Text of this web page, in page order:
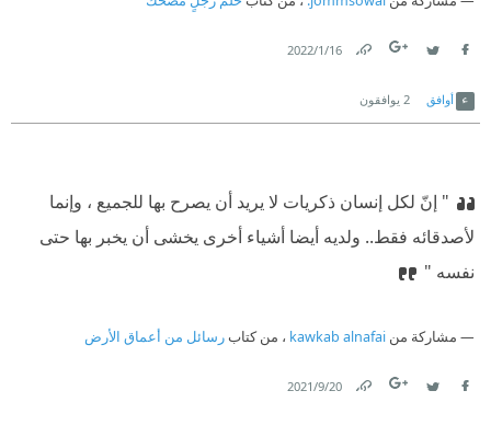
16‏/1‏/2022
أوافق 2 يوافقون
‏" إنّ لكل إنسان ذكريات لا يريد أن يصرح بها للجميع ، وإنما
لأصدقائه فقط.. ولديه أيضا أشياء أخرى يخشى أن يخبر بها حتى
نفسه "
مشاركة من kawkab alnafai ، من كتابرسائل من أعماق الأرض
20‏/9‏/2021